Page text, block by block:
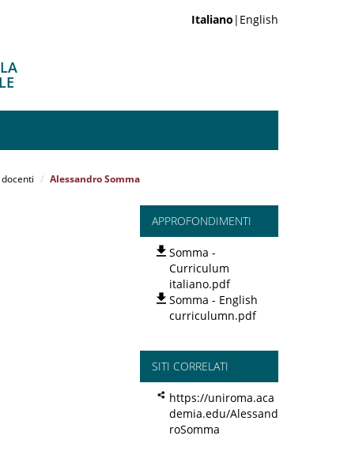
Italiano |English
Alessandro Somma
APPROFONDIMENTI
Somma -
Curriculum
italiano.pdf
Somma - English
curriculumn.pdf
SITI CORRELATI
https://uniroma.aca
demia.edu/Alessand
roSomma